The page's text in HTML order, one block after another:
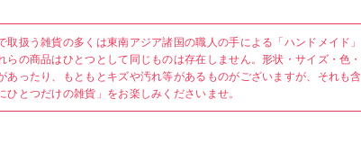
取扱う雑貨の多くは東南アジア諸国の職人の手による「ハンドメイド
らの商品はひとつとして同じものは存在しません。形状・サイズ・色
あったり、もともとキズや汚れ等があるものがございますが、それも
ひとつだけの雑貨」をお楽しみくださいませ。